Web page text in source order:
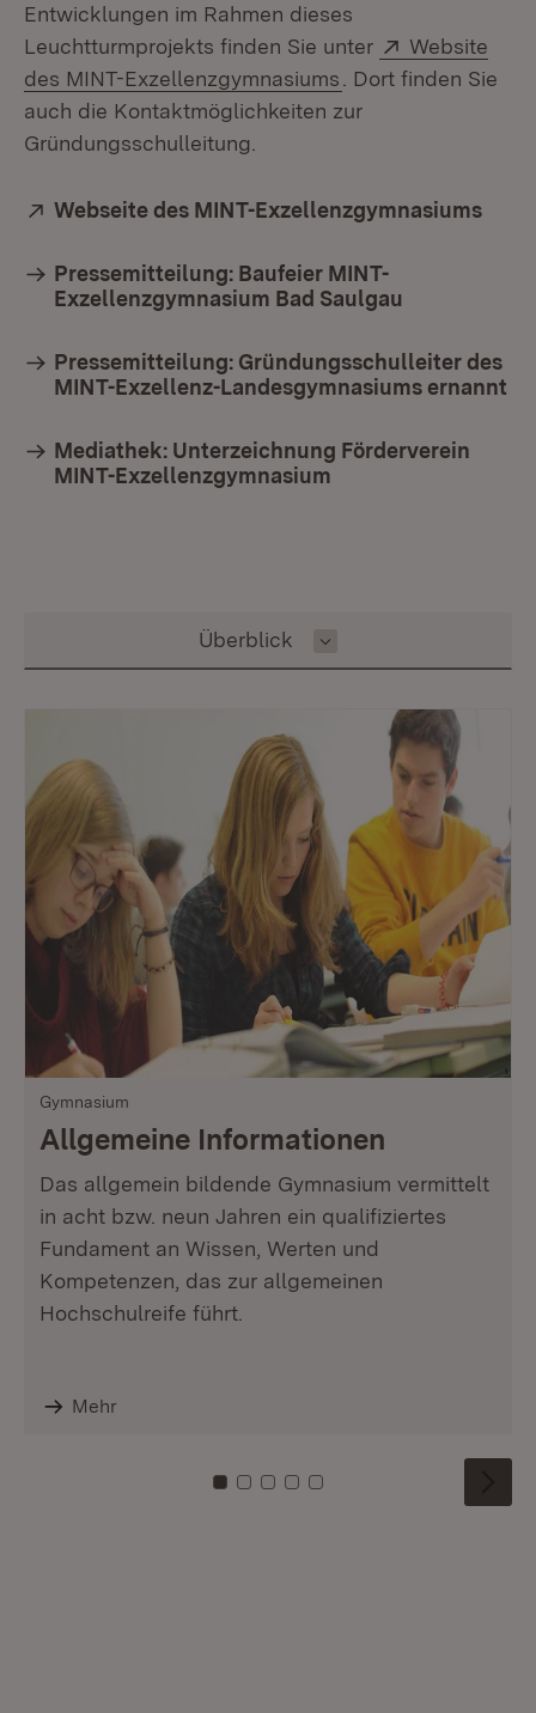
Entwicklungen im Rahmen dieses
Leuchtturmprojekts finden Sie unter
Extern:
Website
des MINT-Exzellenzgymnasiums (Öffnet in neuem
. Dort finden Sie
auch die Kontaktmöglichkeiten zur
Gründungsschulleitung.
Extern:
Webseite des MINT-Exzellenzgymnasiums
Pressemitteilung: Baufeier MINT-
Exzellenzgymnasium Bad Saulgau
Pressemitteilung: Gründungsschulleiter des
MINT-Exzellenz-Landesgymnasiums ernannt
Mediathek: Unterzeichnung Förderverein
MINT-Exzellenzgymnasium
Inhalt auswählen
Überblick
Gymnasium
Allgemeine Informationen
Das allgemein bildende Gymnasium vermittelt
in acht bzw. neun Jahren ein qualifiziertes
Fundament an Wissen, Werten und
Kompetenzen, das zur allgemeinen
Hochschulreife führt.
Mehr
Zu Kachel: 0
Zu Kachel: 1
Zu Kachel: 2
Zu Kachel: 3
Zu Kachel: 4